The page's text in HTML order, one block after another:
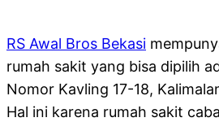
RS Awal Bros Bekasi
rumah sakit yang bisa dipilih
Nomor Kavling 17-18,
Hal ini karena rumah sakit